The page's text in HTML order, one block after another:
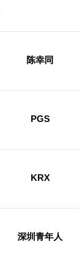
陈幸同
PGS
KRX
深圳青年人